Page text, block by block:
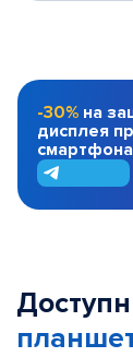
-30% на
дисплея
смартфона